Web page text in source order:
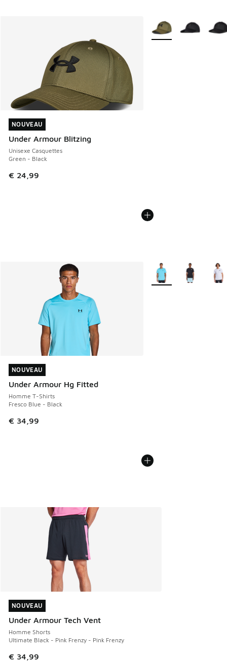
NOUVEAU
Under Armour Blitzing
Unisexe Casquettes
Green - Black
€ 24,99
NOUVEAU
Plus de couleurs
NOUVEAU
Under Armour Hg Fitted
Homme T-Shirts
Fresco Blue - Black
€ 34,99
NOUVEAU
Plus de couleurs
NOUVEAU
Under Armour Tech Vent
Homme Shorts
Ultimate Black - Pink Frenzy - Pink Frenzy
€ 34,99
NOUVEAU